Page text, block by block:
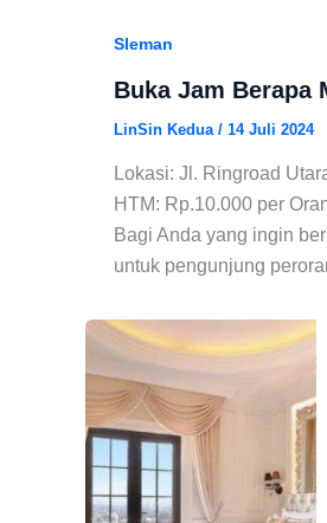
Sleman
Buka Jam Berapa
LinSin Kedua / 14 Juli 2024
Lokasi: Jl. Ringroad
HTM: Rp.10.000 per
Bagi Anda yang ingin
untuk pengunjung